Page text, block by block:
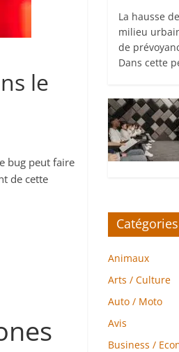
le
bug peut faire
de cette
La hausse
milieu
de
Dans cette
Catégories
Animaux
Arts / Culture
Auto / Moto
Avis
Business /